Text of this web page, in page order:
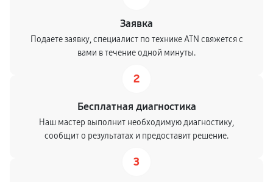
Заявка
Подаете заявку, специалист по технике ATN свяжется с
вами в течение одной минуты.
2
Бесплатная диагностика
Наш мастер выполнит необходимую диагностику,
сообщит о результатах и предоставит решение.
3